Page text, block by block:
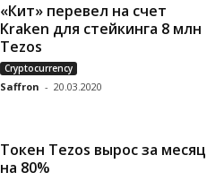
«Кит» перевел на счет
Kraken для стейкинга 8 млн
Tezos
Cryptocurrency
Saffron - 20.03.2020
Токен Tezos вырос за месяц
на 80%